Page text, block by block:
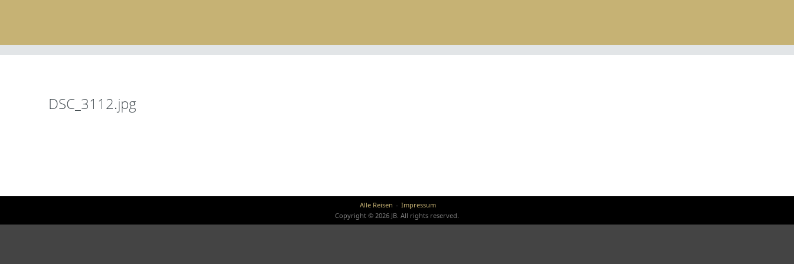
DSC_3112.jpg
Alle Reisen
Impressum
Copyright © 2026 JB. All rights reserved.